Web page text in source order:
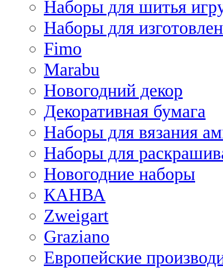
Наборы для шитья
Наборы для
Fimo
Marabu
Новогодний декор
Декоративная бумага
Наборы для вязания
Наборы для
Новогодние наборы
КАНВА
Zweigart
Graziano
Европейские